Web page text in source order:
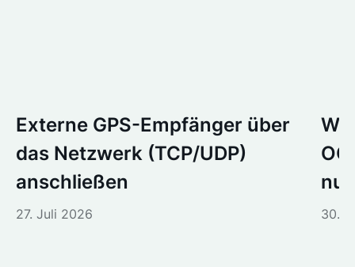
Externe GPS-Empfänger über
das Netzwerk (TCP/UDP)
anschließen
27. Juli 2026 30.